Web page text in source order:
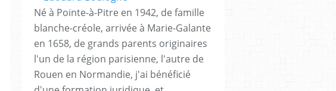
Né à Pointe-à-Pitre en 1942, de famille
blanche-créole, arrivée à Marie-Galante
en 1658, de grands parents originaires
l'un de la région parisienne, l'autre de
Rouen en Normandie, j'ai bénéficié